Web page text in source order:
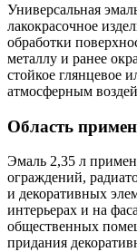
Универсальная
лакокрасочное
обработки
металлу и ранее
стойкое глянцевое
атмосферным
Область
Эмаль 2,35 л
ограждений,
и декоративных
интерьерах и на
общественных
придания